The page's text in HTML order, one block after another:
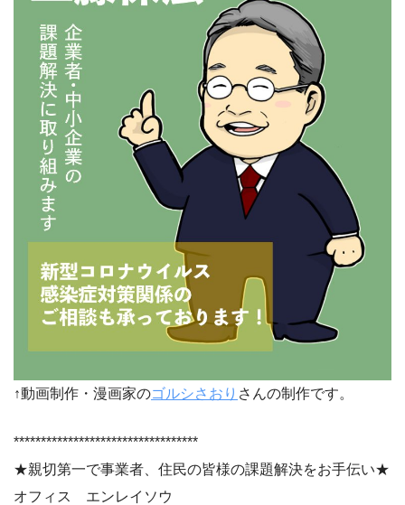
↑動画制作・漫画家のゴルシさおり さんの制作です。
**********************************
★親切第一で事業者、住民の皆様の課題解決をお手伝い★
オフィス エンレイソウ